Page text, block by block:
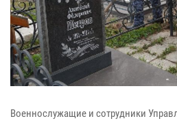
Военнослужащие и сотрудники